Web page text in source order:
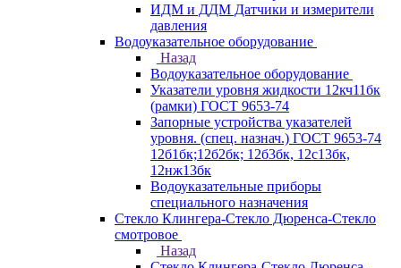
ИДМ и ДДМ Датчики и измерители
давления
Водоуказательное оборудование
Назад
Водоуказательное оборудование
Указатели уровня жидкости 12кч11бк
(рамки) ГОСТ 9653-74
Запорные устройства указателей
уровня. (спец. назнач.) ГОСТ 9653-74
12б1бк;12б2бк; 12б3бк, 12с13бк,
12нж13бк
Водоуказательные приборы
специального назначения
Стекло Клингера-Стекло Дюренса-Стекло
смотровое
Назад